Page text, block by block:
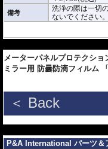
PAMP205 : HxW 60x100mm
PAMP206 : HxW 45x90mm
備考
洗浄の際は一切
ないでください。
メーターパネルプロテクシ
ミラー用 防曇防滴フィルム
＜ Back
P&A International パーツ＆